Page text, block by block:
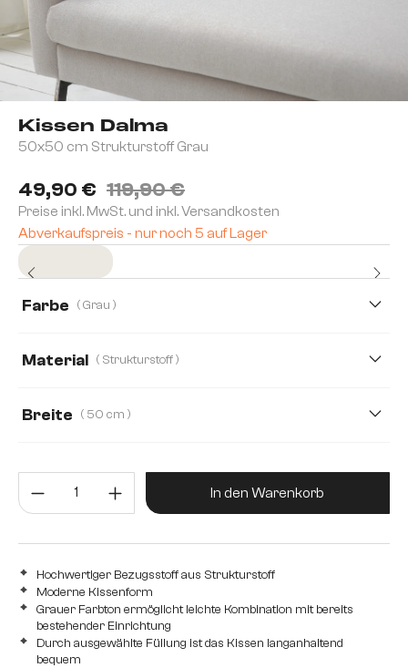
Kissen Dalma
50x50 cm Strukturstoff Grau
49,90 € 119,90 €
Preise inkl. MwSt. und inkl. Versandkosten
Abverkaufspreis - nur noch 5 auf Lager
Farbe ( Grau )
Material ( Strukturstoff )
Breite ( 50 cm )
Produkt Anzahl: Gib den
In den Warenkorb
Hochwertiger Bezugsstoff aus Strukturstoff
Moderne Kissenform
Grauer Farbton ermöglicht leichte Kombination mit bereits
bestehender Einrichtung
Durch ausgewählte Füllung ist das Kissen langanhaltend
bequem